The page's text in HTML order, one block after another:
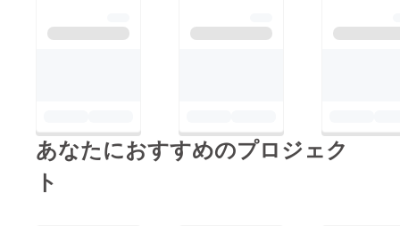
あなたにおすすめのプロジェク
ト